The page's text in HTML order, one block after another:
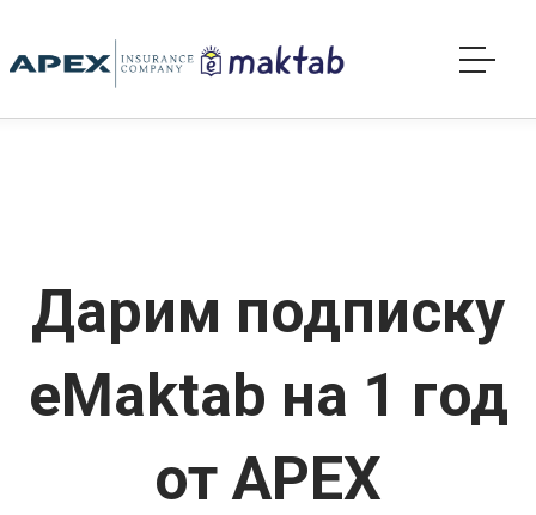
Content
Дарим подписку
еMaktab на 1 год
от APEX